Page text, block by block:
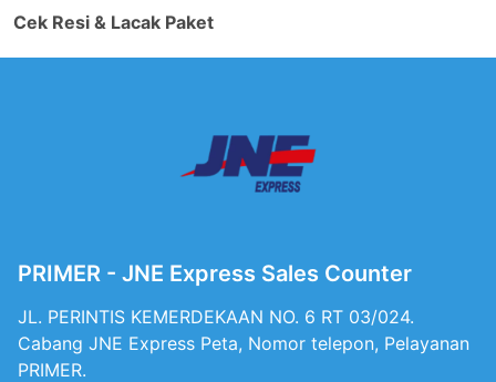
Cek Resi & Lacak Paket
PRIMER - JNE Express Sales Counter
JL. PERINTIS KEMERDEKAAN NO. 6 RT 03/024.
Cabang JNE Express Peta, Nomor telepon, Pelayanan
PRIMER.